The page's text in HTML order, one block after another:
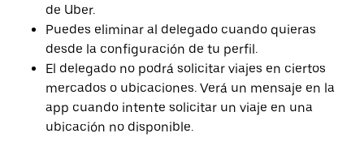
de Uber.
Puedes eliminar al delegado cuando quieras
desde la configuración de tu perfil.
El delegado no podrá solicitar viajes en ciertos
mercados o ubicaciones. Verá un mensaje en la
app cuando intente solicitar un viaje en una
ubicación no disponible.